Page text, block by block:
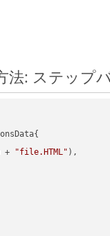
法: ステップ
+
"file.HTML" ),